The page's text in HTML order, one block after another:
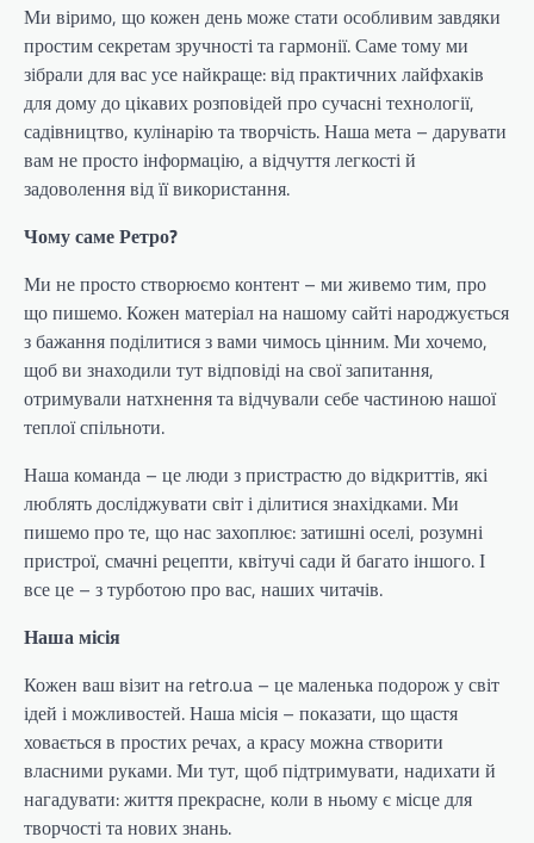
Ми віримо, що кожен день може стати особливим завдяки
простим секретам зручності та гармонії. Саме тому ми
зібрали для вас усе найкраще: від практичних лайфхаків
для дому до цікавих розповідей про сучасні технології,
садівництво, кулінарію та творчість. Наша мета – дарувати
вам не просто інформацію, а відчуття легкості й
задоволення від її використання.
Чому саме Ретро?
Ми не просто створюємо контент – ми живемо тим, про
що пишемо. Кожен матеріал на нашому сайті народжується
з бажання поділитися з вами чимось цінним. Ми хочемо,
щоб ви знаходили тут відповіді на свої запитання,
отримували натхнення та відчували себе частиною нашої
теплої спільноти.
Наша команда – це люди з пристрастю до відкриттів, які
люблять досліджувати світ і ділитися знахідками. Ми
пишемо про те, що нас захоплює: затишні оселі, розумні
пристрої, смачні рецепти, квітучі сади й багато іншого. І
все це – з турботою про вас, наших читачів.
Наша місія
Кожен ваш візит на retro.ua – це маленька подорож у світ
ідей і можливостей. Наша місія – показати, що щастя
ховається в простих речах, а красу можна створити
власними руками. Ми тут, щоб підтримувати, надихати й
нагадувати: життя прекрасне, коли в ньому є місце для
творчості та нових знань.